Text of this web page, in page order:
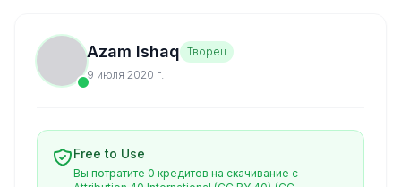
Azam Ishaq Творец
9 июля 2020 г.
Free to Use
Вы потратите 0 кредитов на скачивание с